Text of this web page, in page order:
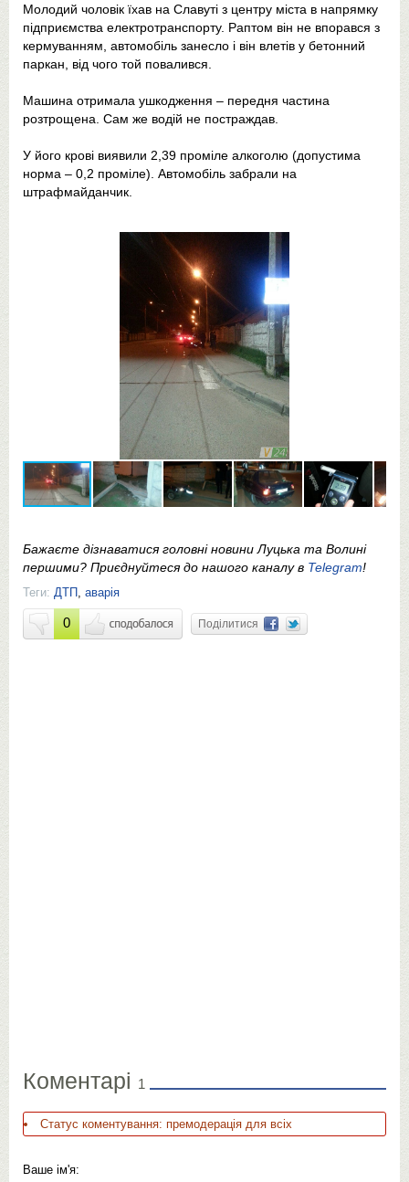
Молодий чоловік їхав на Славуті з центру міста в напрямку
підприємства електротранспорту. Раптом він не впорався з
кермуванням, автомобіль занесло і він влетів у бетонний
паркан, від чого той повалився.
Машина отримала ушкодження – передня частина
розтрощена. Сам же водій не постраждав.
У його крові виявили 2,39 проміле алкоголю (допустима
норма – 0,2 проміле). Автомобіль забрали на
штрафмайданчик.
Бажаєте дізнаватися головні новини Луцька та Волині
першими? Приєднуйтеся до нашого каналу в Telegram!
Теги: ДТП , аварія
0 Поділитися
Коментарі 1
Статус коментування: премодерація для всіх
Ваше ім'я: